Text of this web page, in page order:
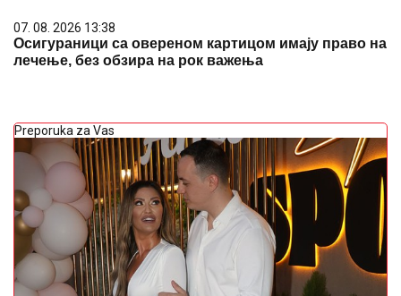
07. 08. 2026 13:38
Осигураници са овереном картицом имају право на
лечење, без обзира на рок важења
Preporuka za Vas